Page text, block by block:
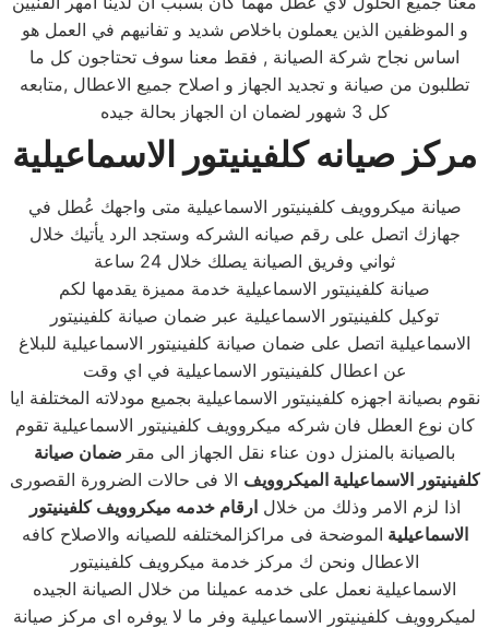
و الموظفين الذين يعملون باخلاص شديد و تفانيهم في العمل هو
اساس نجاح شركة الصيانة , فقط معنا سوف تحتاجون كل ما
تطلبون من صيانة و تجديد الجهاز و اصلاح جميع الاعطال ,متابعه
كل 3 شهور لضمان ان الجهاز بحالة جيده
مركز صيانه كلفينيتور الاسماعيلية
صيانة ميكروويف كلفينيتور الاسماعيلية متى واجهك عُطل في
جهازك اتصل على رقم صيانه الشركه وستجد الرد يأتيك خلال
ثواني وفريق الصيانة يصلك خلال 24 ساعة
صيانة كلفينيتور الاسماعيلية خدمة مميزة يقدمها لكم
توكيل كلفينيتور الاسماعيلية عبر ضمان صيانة كلفينيتور
الاسماعيلية اتصل على ضمان صيانة كلفينيتور الاسماعيلية للبلاغ
عن اعطال كلفينيتور الاسماعيلية في اي وقت
نقوم بصيانة اجهزه كلفينيتور الاسماعيلية بجميع مودلاته المختلفة ايا
كان نوع العطل فان شركه ميكروويف كلفينيتور الاسماعيلية تقوم
بالصيانة بالمنزل دون عناء نقل الجهاز الى مقر ضمان صيانة
كلفينيتور الاسماعيلية الميكروويف الا فى حالات الضرورة القصورى
اذا لزم الامر وذلك من خلالارقام خدمه ميكروويف كلفينيتور
الاسماعيلية الموضحة فى مراكزالمختلفه للصيانه والاصلاح كافه
الاعطال ونحن ك مركز خدمة ميكرويف كلفينيتور
الاسماعيلية نعمل على خدمه عميلنا من خلال الصيانة الجيده
لميكروويف كلفينيتور الاسماعيلية وفر ما لا يوفره اى مركز صيانة